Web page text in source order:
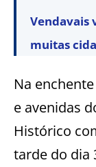
Vendavais
muitas
Na
e avenidas
Histórico
tarde do dia